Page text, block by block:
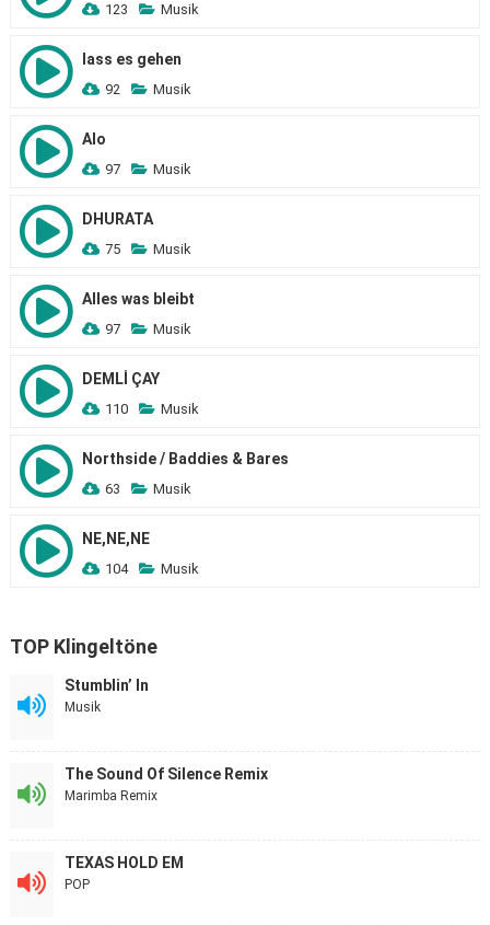
123 Musik
lass es gehen
92 Musik
Alo
97 Musik
DHURATA
75 Musik
Alles was bleibt
97 Musik
DEMLİ ÇAY
110 Musik
Northside / Baddies & Bares
63 Musik
NE,NE,NE
104 Musik
TOP Klingeltöne
Stumblin’ In
Musik
The Sound Of Silence Remix
Marimba Remix
TEXAS HOLD EM
POP